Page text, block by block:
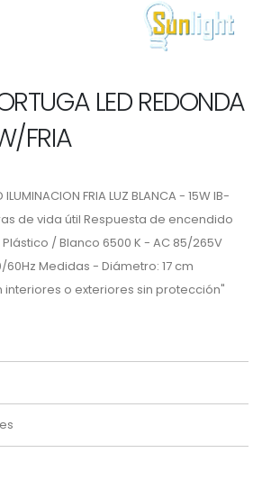
LED REDONDA
FRIA
ILUMINACION FRIA LUZ BLANCA - 15W IB-
de vida útil Respuesta de encendido
/ Blanco 6500 K - AC 85/265V
60Hz Medidas - Diámetro: 17 cm
interiores o exteriores sin protección"